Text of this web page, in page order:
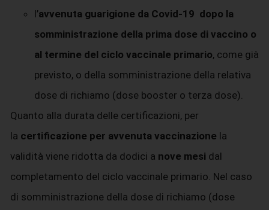
l’avvenuta guarigione da Covid-19 dopo la
somministrazione della prima dose di vaccino o
al termine del ciclo vaccinale primario, come già
previsto, o della somministrazione della relativa
dose di richiamo (dose booster o terza dose).
Quanto alla durata delle certificazioni, per
la certificazione per avvenuta vaccinazione la
validità viene ridotta da dodici a nove mesi dal
completamento del ciclo vaccinale primario. Nel caso
di somministrazione della dose di richiamo (dose